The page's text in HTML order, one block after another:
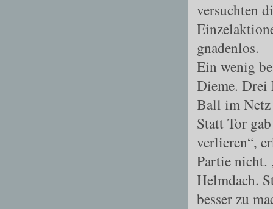
versuchten
gnadenlos.
Ein wenig
Dieme. Drei
Ball im Netz
Statt Tor
verlieren“,
Partie nicht.
Helmdach.
besser zu